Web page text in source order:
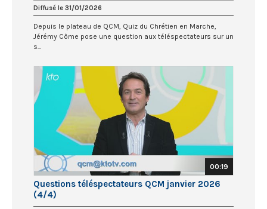
Diffusé le 31/01/2026
Depuis le plateau de QCM, Quiz du Chrétien en Marche,
Jérémy Côme pose une question aux téléspectateurs sur un
s...
00:19
Questions téléspectateurs QCM janvier 2026
(4/4)